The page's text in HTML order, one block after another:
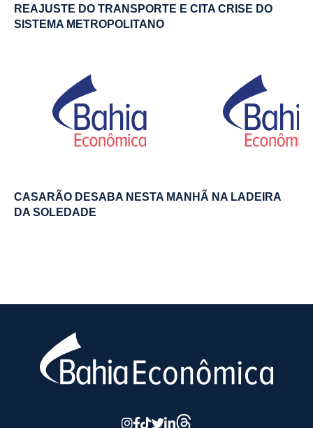
REAJUSTE DO TRANSPORTE E CITA CRISE DO
SISTEMA METROPOLITANO
CASARÃO DESABA NESTA MANHÃ NA LADEIRA
DA SOLEDADE